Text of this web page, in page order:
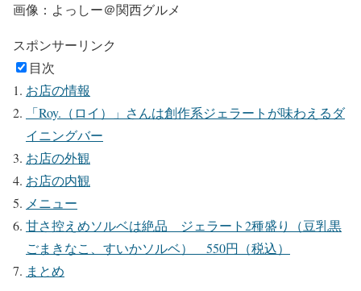
画像：よっしー＠関西グルメ
スポンサーリンク
目次
お店の情報
「Roy.（ロイ）」さんは創作系ジェラートが味わえるダ
イニングバー
お店の外観
お店の内観
メニュー
甘さ控えめソルベは絶品 ジェラート2種盛り（豆乳黒
ごまきなこ、すいかソルベ） 550円（税込）
まとめ